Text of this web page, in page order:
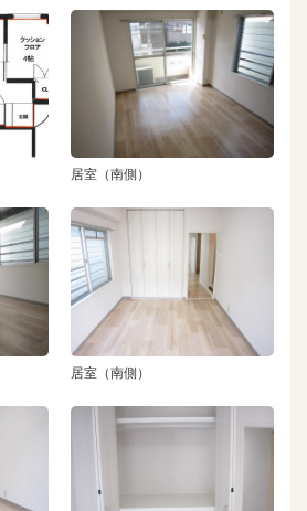
居室（南側）
居室（南側）